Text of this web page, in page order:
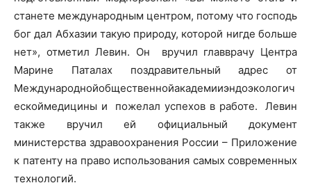
станете международным центром, потому что господь
бог дал Абхазии такую природу, которой нигде больше
нет», отметил Левин. Он вручил главврачу Центра
Марине Паталах поздравительный адрес от
Международнойобщественнойакадемииэндоэкологич
ескоймедицины и пожелал успехов в работе. Левин
также вручил ей официальный документ
министерства здравоохранения России – Приложение
к патенту на право использования самых современных
технологий.